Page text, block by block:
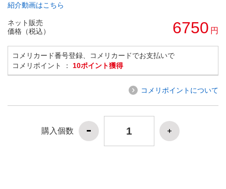
紹介動画はこちら
ネット販売
価格（税込）
6750 円
コメリカード番号登録、コメリカードでお支払いで
コメリポイント ： 10ポイント獲得
コメリポイントについて
購入個数